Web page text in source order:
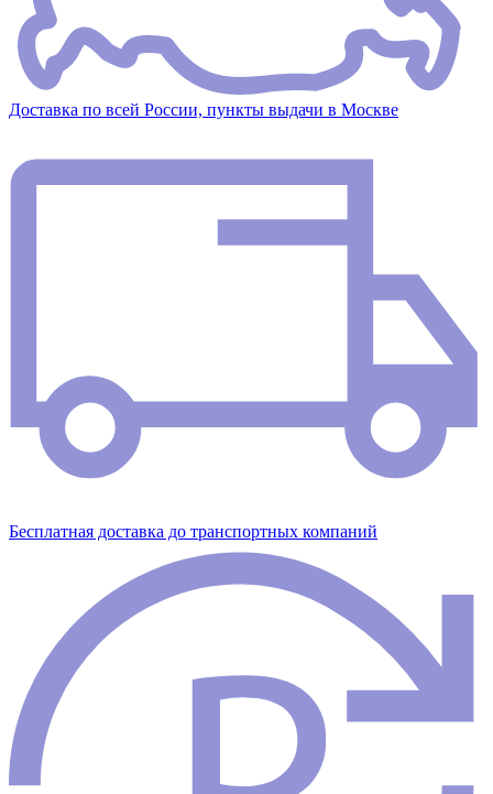
Доставка по всей России, пункты выдачи в Москве
Бесплатная доставка до транспортных компаний